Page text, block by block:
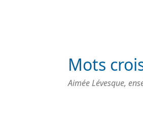
Mots
Aimée Lévesque,